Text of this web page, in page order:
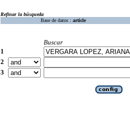
Refinar la búsqueda
Base de datos : article
Buscar
1
2
3